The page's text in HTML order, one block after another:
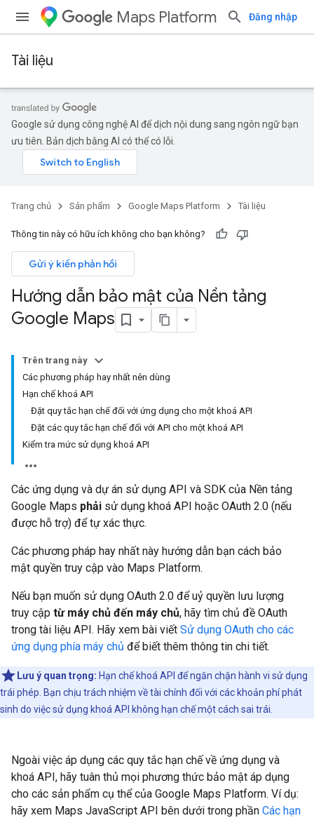
Maps Platform Đăng nhập
Tài liệu
Google sử dụng công nghệ AI để dịch nội dung sang ngôn ngữ bạn
ưu tiên. Bản dịch bằng AI có thể có lỗi.
Trang chủ Sản phẩm Google Maps Platform Tài liệu
Thông tin này có hữu ích không cho bạn không?
Gửi ý kiến phản hồi
Hướng dẫn bảo mật của Nền tảng
Google Maps
Trên trang này
Các phương pháp hay nhất nên dùng
Hạn chế khoá API
Đặt quy tắc hạn chế đối với ứng dụng cho một khoá API
Đặt các quy tắc hạn chế đối với API cho một khoá API
Kiểm tra mức sử dụng khoá API
Các ứng dụng và dự án sử dụng API và SDK của Nền tảng
Google Maps phải sử dụng khoá API hoặc OAuth 2.0 (nếu
được hỗ trợ) để tự xác thực.
Các phương pháp hay nhất này hướng dẫn bạn cách bảo
mật quyền truy cập vào Maps Platform.
Nếu bạn muốn sử dụng OAuth 2.0 để uỷ quyền lưu lượng
truy cập từ máy chủ đến máy chủ, hãy tìm chủ đề OAuth
trong tài liệu API. Hãy xem bài viết Sử dụng OAuth cho các
ứng dụng phía máy chủ để biết thêm thông tin chi tiết.
Lưu ý quan trọng: Hạn chế khoá API để ngăn chặn hành vi sử dụng
trái phép. Bạn chịu trách nhiệm về tài chính đối với các khoản phí phát
sinh do việc sử dụng khoá API không hạn chế một cách sai trái.
Ngoài việc áp dụng các quy tắc hạn chế về ứng dụng và
khoá API, hãy tuân thủ mọi phương thức bảo mật áp dụng
cho các sản phẩm cụ thể của Google Maps Platform. Ví dụ:
hãy xem Maps JavaScript API bên dưới trong phần Các hạn